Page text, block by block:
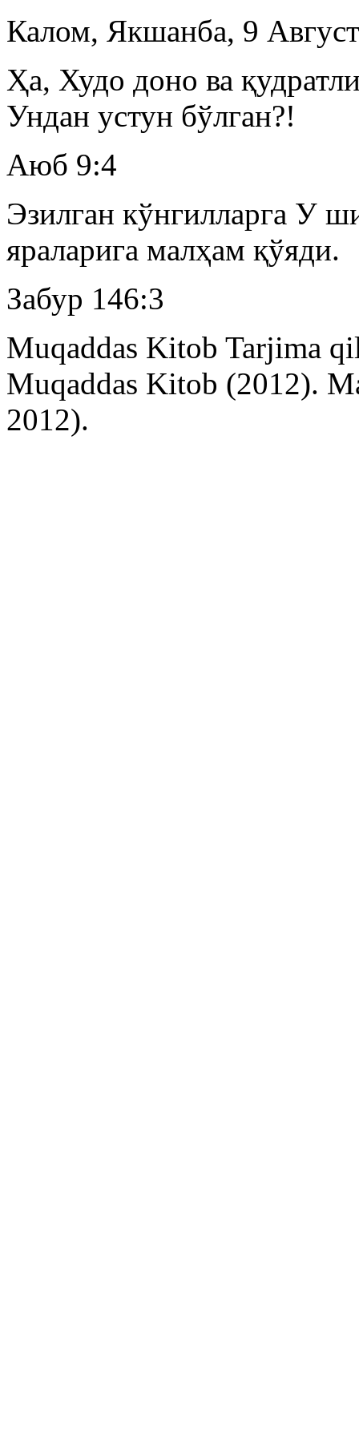
Калом, Якшанба, 9
Ҳа, Худо доно ва
Ундан устун бўлган?!
Аюб 9:4
Эзилган кўнгилларга У
яраларига малҳам қўяди.
Забур 146:3
Muqaddas Kitob Tarjima
Muqaddas Kitob (2012).
2012).